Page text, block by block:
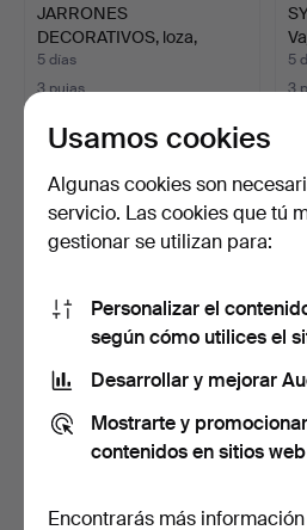
JARRONES
DECORATIVOS, loza,
Rörstrand haci…
5 días
3 pujas
5
3
FIGURA, troll, según John
Bauer, serie de …
64 USD
6
Usamos cookies
Algunas cookies son
servicio. Las cookies que tú
gestionar se utilizan para:
Personalizar el
según cómo utilices el
Desarrollar y mejorar
Mostrarte y
contenidos en sitios
Encontrarás más